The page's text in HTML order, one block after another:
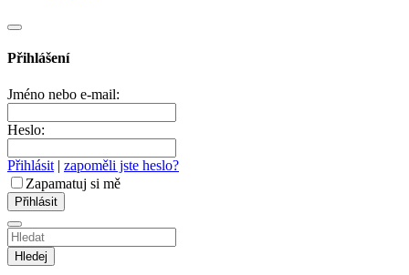
Přihlášení
Jméno nebo e-mail:
Heslo:
Přihlásit | zapoměli jste heslo?
Zapamatuj si mě
Hledej